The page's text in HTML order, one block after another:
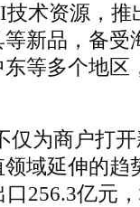
术资源，
新品，备受
等多个地区
仅为商户打
域延伸的趋
256.3亿元